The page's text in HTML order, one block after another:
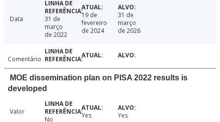
Data
31 de
março
de 2022
19 de
fevereiro
de 2024
31 de
março
de 2026
Comentário
MOE dissemination plan on PISA 2022 results is
developed
Valor
No
Yes Yes